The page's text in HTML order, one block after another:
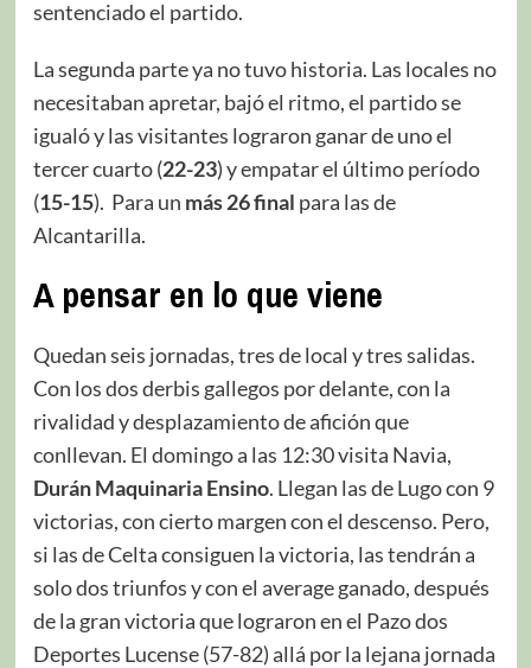
sentenciado el partido.
La segunda parte ya no tuvo historia. Las locales no
necesitaban apretar, bajó el ritmo, el partido se
igualó y las visitantes lograron ganar de uno el
tercer cuarto (22-23) y empatar el último período
(15-15). Para un más 26 final para las de
Alcantarilla.
A pensar en lo que viene
Quedan seis jornadas, tres de local y tres salidas.
Con los dos derbis gallegos por delante, con la
rivalidad y desplazamiento de afición que
conllevan. El domingo a las 12:30 visita Navia,
Durán Maquinaria Ensino. Llegan las de Lugo con 9
victorias, con cierto margen con el descenso. Pero,
si las de Celta consiguen la victoria, las tendrán a
solo dos triunfos y con el average ganado, después
de la gran victoria que lograron en el Pazo dos
Deportes Lucense (57-82) allá por la lejana jornada